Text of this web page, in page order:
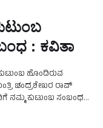
: ಕವಿತಾ
ಹೊಂದಿರುವ
ಚಂದ್ರಶೇಖರ ರಾವ್
ನಮ್ಮ ಕುಟುಂಬ ಸಂಬಂಧ